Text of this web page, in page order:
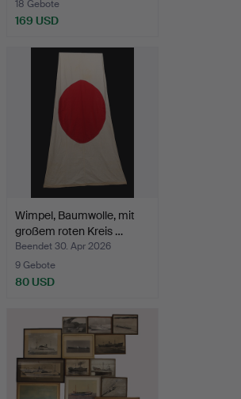
18 Gebote
169 USD
Wimpel, Baumwolle, mit
großem roten Kreis …
Beendet 30. Apr 2026
9 Gebote
80 USD